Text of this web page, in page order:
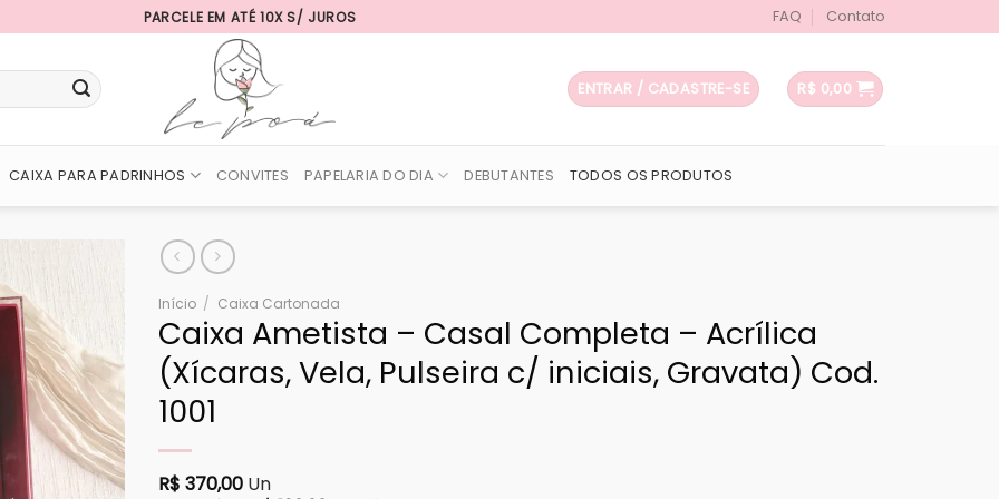
PARCELE EM ATÉ 10X S/ JUROS FAQ Contato
ENTRAR / CADASTRE-SE R$ 0,00
CAIXA PARA PADRINHOS CONVITES PAPELARIA DO DIA DEBUTANTES TODOS OS PRODUTOS
Início / Caixa Cartonada
Caixa Ametista – Casal Completa – Acrílica
(Xícaras, Vela, Pulseira c/ iniciais, Gravata) Cod.
1001
R$ 370,00Un